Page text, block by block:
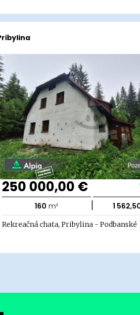
250 000,00 €
160 m² | 1
Rekreačná chata, Pribylina - Podbanské